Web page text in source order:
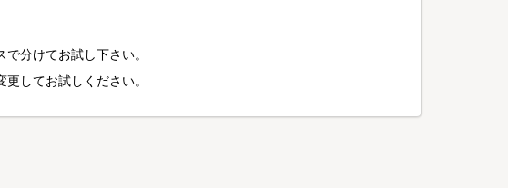
分けてお試し下さい。
してお試しください。